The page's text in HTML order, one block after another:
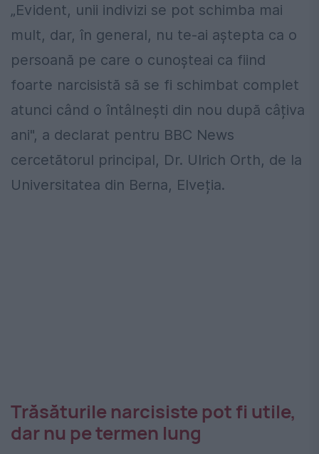
„Evident, unii indivizi se pot schimba mai
mult, dar, în general, nu te-ai aștepta ca o
persoană pe care o cunoșteai ca fiind
foarte narcisistă să se fi schimbat complet
atunci când o întâlnești din nou după câțiva
ani", a declarat pentru BBC News
cercetătorul principal, Dr. Ulrich Orth, de la
Universitatea din Berna, Elveția.
Trăsăturile narcisiste pot fi utile,
dar nu pe termen lung